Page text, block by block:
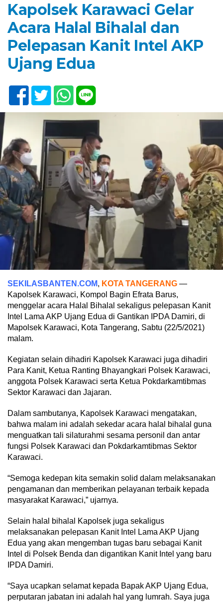
Kapolsek Karawaci Gelar
Acara Halal Bihalal dan
Pelepasan Kanit Intel AKP
Ujang Edua
SEKILASBANTEN.COM, KOTA TANGERANG —
Kapolsek Karawaci, Kompol Bagin Efrata Barus,
menggelar acara Halal Bihalal sekaligus pelepasan Kanit
Intel Lama AKP Ujang Edua di Gantikan IPDA Damiri, di
Mapolsek Karawaci, Kota Tangerang, Sabtu (22/5/2021)
malam.
Kegiatan selain dihadiri Kapolsek Karawaci juga dihadiri
Para Kanit, Ketua Ranting Bhayangkari Polsek Karawaci,
anggota Polsek Karawaci serta Ketua Pokdarkamtibmas
Sektor Karawaci dan Jajaran.
Dalam sambutanya, Kapolsek Karawaci mengatakan,
bahwa malam ini adalah sekedar acara halal bihalal guna
menguatkan tali silaturahmi sesama personil dan antar
fungsi Polsek Karawaci dan Pokdarkamtibmas Sektor
Karawaci.
“Semoga kedepan kita semakin solid dalam melaksanakan
pengamanan dan memberikan pelayanan terbaik kepada
masyarakat Karawaci,” ujarnya.
Selain halal bihalal Kapolsek juga sekaligus
melaksanakan pelepasan Kanit Intel Lama AKP Ujang
Edua yang akan mengemban tugas baru sebagai Kanit
Intel di Polsek Benda dan digantikan Kanit Intel yang baru
IPDA Damiri.
“Saya ucapkan selamat kepada Bapak AKP Ujang Edua,
perputaran jabatan ini adalah hal yang lumrah. Saya juga